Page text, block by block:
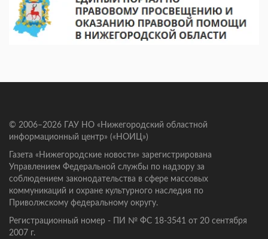
© 2006–2026 ГАУ НО «Нижегородский областной
информационный центр» («НОИЦ»)
Газета «Нижегородские новости» зарегистрирована
Управлением Федеральной службы по надзору за
соблюдением законодательства в сфере массовых
коммуникаций и охране культурного наследия по
Приволжскому федеральному округу.
Регистрационный номер - ПИ № ФС 18-3541 от 20 сентября
2007 г.